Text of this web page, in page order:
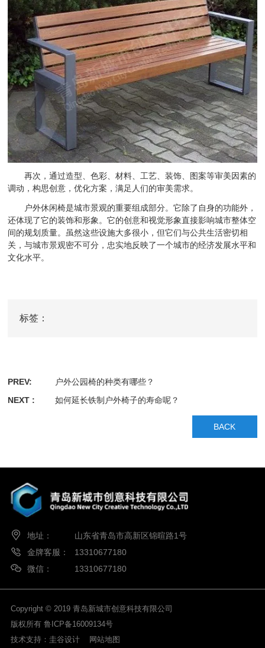
再次，通过造型、色彩、材料、工艺、装饰、图案等审美因素的
调动，构思创意，优化方案，满足人们的审美需求。
户外休闲椅是城市景观的重要组成部分。它除了自身的功能外，
还体现了它的装饰和形象。它的创意和视觉形象直接影响城市整体空
间的规划质量。虽然这些设施大多很小，但它们与公共生活密切相
关，与城市景观密不可分，忠实地反映了一个城市的经济发展水平和
文化水平。
标签：
PREV:
户外公园椅的种类有哪些？
NEXT :
如何延长铁制户外椅子的寿命呢？
BACK
地址：
山东省青岛市高新区锦暄路1号
金牌客服：
13310677180
微信：
13310677180
Copyright © 2019 青岛新城市创意科技有限公司
版权所有 鲁ICP备16009134号
技术支持： 圭谷设计 网站地图